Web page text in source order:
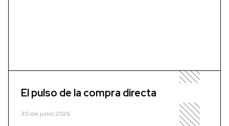
El pulso de la compra directa
30 de junio 2026